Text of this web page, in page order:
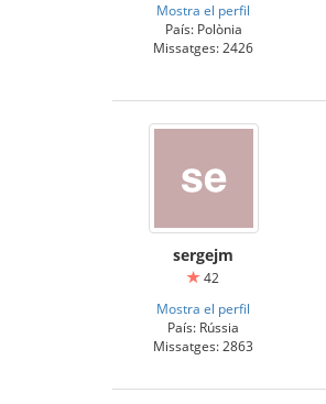
Mostra el perfil
País: Polònia
Missatges: 2426
sergejm
42
Mostra el perfil
País: Rússia
Missatges: 2863